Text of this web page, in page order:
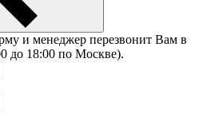
и менеджер перезвонит Вам в
до 18:00 по Москве).